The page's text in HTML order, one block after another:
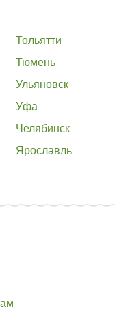
Тольятти
Тюмень
Ульяновск
Уфа
Челябинск
Ярославль